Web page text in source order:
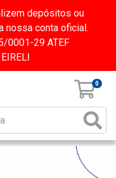
depósitos ou
nossa conta oficial.
0001-29 ATEF
0